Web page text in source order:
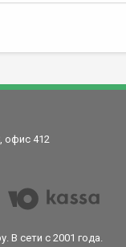
офис 412
В сети с 2001 года.